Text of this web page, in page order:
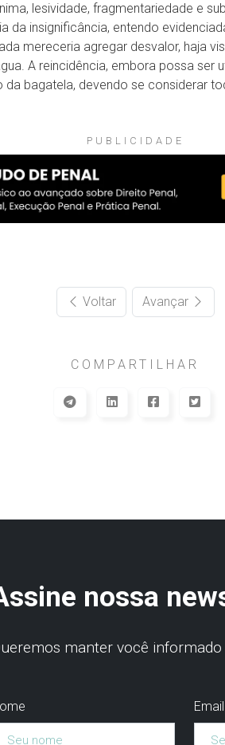
lesividade, fragmentariedade e
da insignificância, entendo
mereceria agregar desvalor, haja
A reincidência, embora possa ser
da bagatela, devendo se considerar
PUBLICIDADE
Voltar Avançar
COMPARTILHAR
nossa
manter você
Email